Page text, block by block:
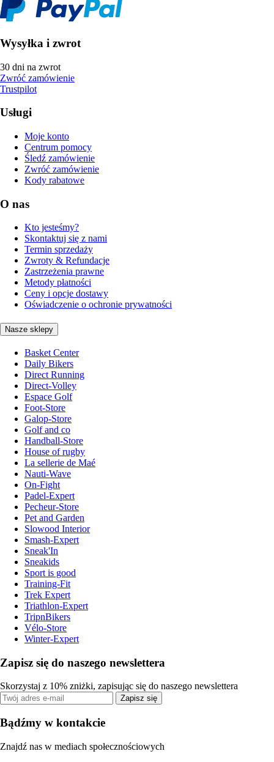
Wysyłka i zwrot
30 dni na zwrot
Zwróć zamówienie
Trustpilot
Usługi
Moje konto
Centrum pomocy
Śledź zamówienie
Zwróć zamówienie
Kody rabatowe
O nas
Kto jesteśmy?
Skontaktuj się z nami
Termin sprzedaży
Zwroty & Refundacje
Zastrzeżenia prawne
Metody płatności
Ceny i opcje dostawy
Oświadczenie o ochronie prywatności
Nasze sklepy
Basket Center
Daily Bikers
Direct Running
Direct-Volley
Espace Golf
Foot-Store
Galop-Store
Golf and co
Handball-Store
House of rugby
La sellerie de Maé
Nauti-Wave
On-Fight
Padel-Expert
Pecheur-Store
Pet and Garden
Slowood Interior
Smash-Expert
Sneak'In
Sneakids
Sport is good
Training-Fit
Trek Expert
Triathlon-Expert
TripnBikers
Vélo-Store
Winter-Expert
Zapisz się do naszego newslettera
Skorzystaj z 10% zniżki, zapisując się do naszego newslettera
Zapisz się
Bądźmy w kontakcie
Znajdź nas w mediach społecznościowych